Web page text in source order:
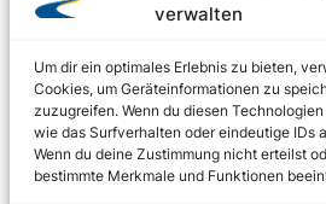
verwalten
Um dir ein optimales Erlebnis zu bieten,
Cookies, um Geräteinformationen zu
zuzugreifen. Wenn du diesen
wie das Surfverhalten oder eindeutige IDs
Wenn du deine Zustimmung nicht erteilst
bestimmte Merkmale und Funktionen
Freiwillige Spenden für die
Support us